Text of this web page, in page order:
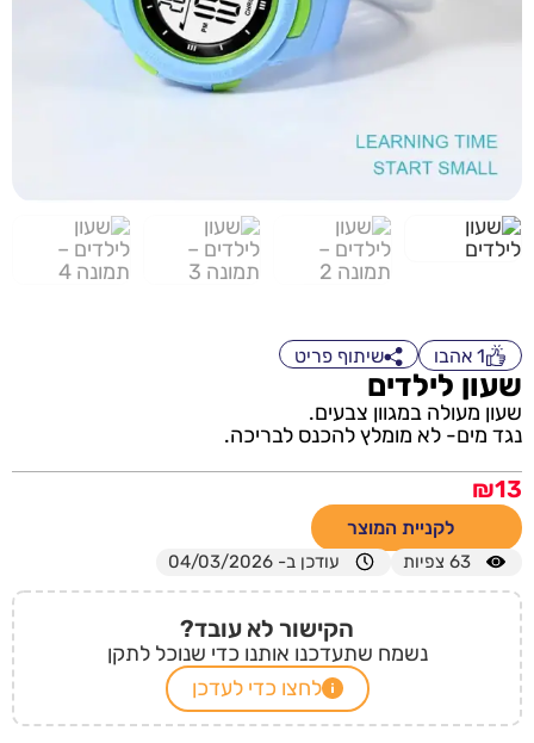
1 אהבו שיתוף פריט
שעון לילדים
שעון מעולה במגוון צבעים.
נגד מים- לא מומלץ להכנס לבריכה.
₪13
לקניית המוצר
63 צפיות עודכן ב- 04/03/2026
הקישור לא עובד?
נשמח שתעדכנו אותנו כדי שנוכל לתקן
לחצו כדי לעדכן